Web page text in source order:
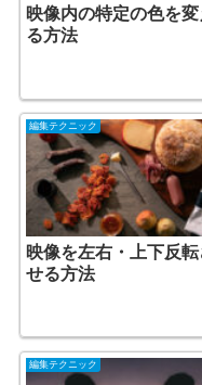
映像内の特定の色を変
る方法
編集テクニック
映像を左右・上下反転
せる方法
編集テクニック